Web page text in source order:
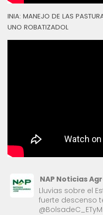
INIA: MANEJO DE LAS
UNO ROBATIZADOL
NAP Noticias
Lluvias sobre el
fuerte descenso
@BolsadeC_ETyM